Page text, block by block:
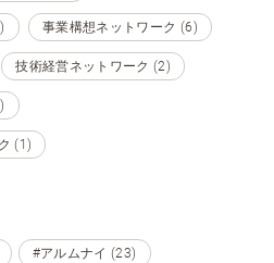
事業構想ネットワーク (6)
技術経営ネットワーク (2)
(1)
#アルムナイ (23)